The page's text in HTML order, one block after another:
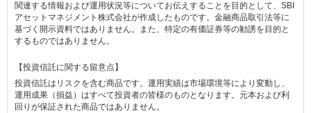
関連する情報および運用状況等についてお伝えすることを目的として、SBI
アセットマネジメント株式会社が作成したものです。金融商品取引法等に
基づく開示資料ではありません。また、特定の有価証券等の勧誘を目的と
するものではありません。
【投資信託に関する留意点】
投資信託はリスクを含む商品です。運用実績は市場環境等により変動し、
運用成果（損益）はすべて投資者の皆様のものとなります。元本および利
回りが保証された商品ではありません。